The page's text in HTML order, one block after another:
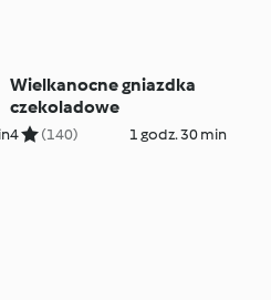
Wielkanocne gniazdka
czekoladowe
4 (140) 1 godz. 30 min